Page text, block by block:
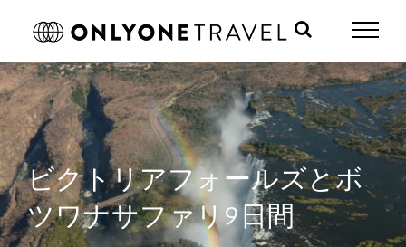
ビクトリアフォールズとボ
ツワナサファリ9日間